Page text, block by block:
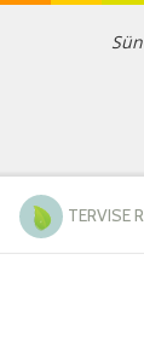
TERVISE